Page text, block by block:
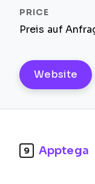
Preis auf
Website
9 Apptega